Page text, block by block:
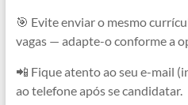
🎯 Evite enviar o mesmo
vagas — adapte-o conforme a
📲 Fique atento ao seu e-mail
ao telefone após se candidatar.